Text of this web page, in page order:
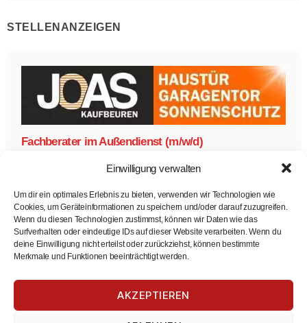
Einwilligung verwalten
Um dir ein optimales Erlebnis zu bieten, verwenden wir Technologien wie
Cookies, um Geräteinformationen zu speichern und/oder darauf zuzugreifen.
Wenn du diesen Technologien zustimmst, können wir Daten wie das
Surfverhalten oder eindeutige IDs auf dieser Website verarbeiten. Wenn du
deine Einwilligung nicht erteilst oder zurückziehst, können bestimmte
Merkmale und Funktionen beeinträchtigt werden.
AKZEPTIEREN
STELLENANZEIGEN
Fachberater im Außendienst (m/w/d)
Fachberater im Außendienst (m/w/d)
Zur Stelle